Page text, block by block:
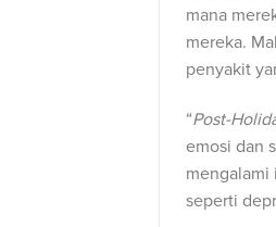
mana
mereka.
penyakit
“Post-
emosi dan
mengalami
seperti